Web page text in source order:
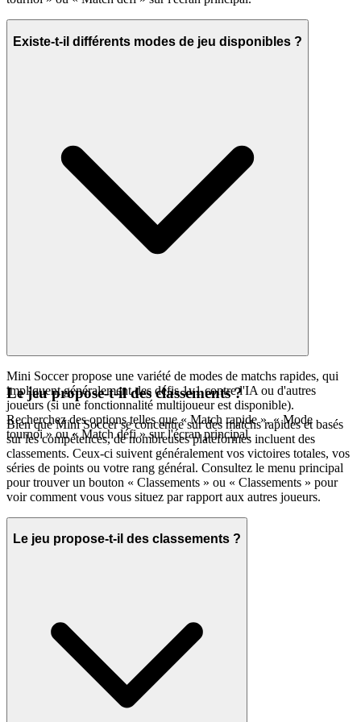
Existe-t-il différents modes de jeu disponibles ?
Mini Soccer propose une variété de modes de matchs rapides, qui
impliquent généralement des défis 1v1 contre l'IA ou d'autres
joueurs (si une fonctionnalité multijoueur est disponible).
Recherchez des options telles que « Match rapide », « Mode
tournoi » ou « Match défi » sur l'écran principal.
Le jeu propose-t-il des classements ?
Bien que Mini Soccer se concentre sur des matchs rapides et basés
sur les compétences, de nombreuses plateformes incluent des
classements. Ceux-ci suivent généralement vos victoires totales, vos
séries de points ou votre rang général. Consultez le menu principal
pour trouver un bouton « Classements » ou « Classements » pour
voir comment vous vous situez par rapport aux autres joueurs.
Le jeu propose-t-il des classements ?